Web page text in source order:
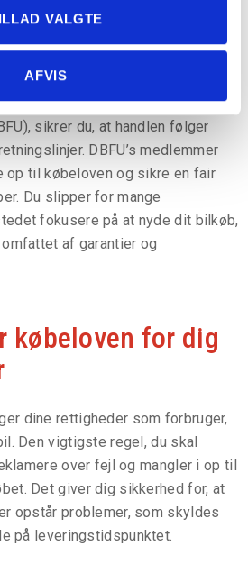
VALGTE
AFVIS
Købeloven bil giver dig præcis
der er medlem af Dansk
sikrer du, at handlen følger
DBFU’s medlemmer
til købeloven og sikre en fair
Du slipper for mange
fokusere på at nyde dit bilkøb,
af garantier og
købeloven for dig
dine rettigheder som forbruger,
Den vigtigste regel, du skal
over fejl og mangler i op til
Det giver dig sikkerhed for, at
opstår problemer, som skyldes
på leveringstidspunktet.